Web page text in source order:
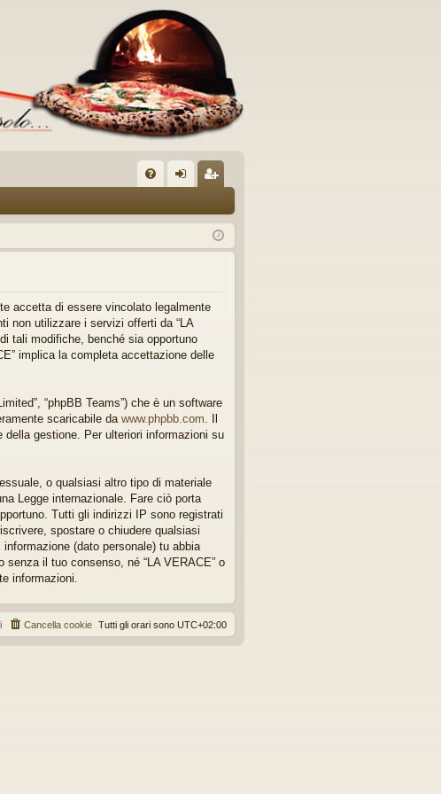
Q in riv
iti
accetta di essere vincolato legalmente
non utilizzare i servizi offerti da “LA
tali modifiche, benché sia opportuno
implica la completa accettazione delle
“phpBB Teams”) che è un software
scaricabile da www.phpbb.com. Il
gestione. Per ulteriori informazioni su
o qualsiasi altro tipo di materiale
Legge internazionale. Fare ciò porta
Tutti gli indirizzi IP sono registrati
spostare o chiudere qualsiasi
(dato personale) tu abbia
il tuo consenso, né “LA VERACE” o
informazioni.
Tutti gli orari sono UTC+02:00
Cancella cookie